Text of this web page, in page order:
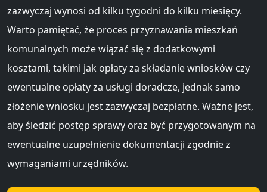
zazwyczaj wynosi od kilku tygodni do kilku miesięcy.
Warto pamiętać, że proces przyznawania mieszkań
komunalnych może wiązać się z dodatkowymi
kosztami, takimi jak opłaty za składanie wniosków czy
ewentualne opłaty za usługi doradcze, jednak samo
złożenie wniosku jest zazwyczaj bezpłatne. Ważne jest,
aby śledzić postęp sprawy oraz być przygotowanym na
ewentualne uzupełnienie dokumentacji zgodnie z
wymaganiami urzędników.